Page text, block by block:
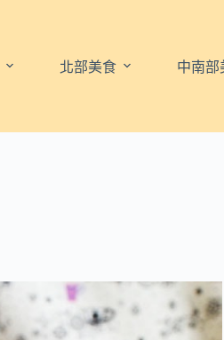
北部美食 中南部